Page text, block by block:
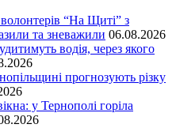
“На Щиті” з
та зневажили 06.08.2026
водія, через якого
прогнозують різку
у Тернополі горіла